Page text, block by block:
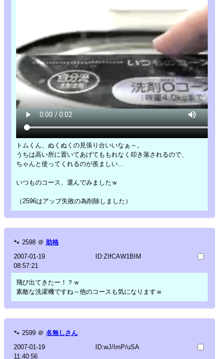
トムくん、ぬくぬくの見張り台いいなぁ～。
うちは高い所に置いてあげてももれなく叩き落されるので、
ちゃんと使ってくれるのが羨ましい…
いつものコース、選んでみましたｗ
（2596はアップ失敗の為削除しました）
🐾 2598 ＠ 助格
2007-01-19
08:57:21
ID:ZIfCAW1BIM
飛び出てきたー！？ｗ
素敵な洗濯機ですね～他のコースも気になりますｗ
🐾 2599 ＠ 名無しさん
2007-01-19
11:40:56
ID:wJ/ImP/uSA